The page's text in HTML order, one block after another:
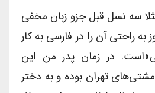
سه نسل قبل جزو زبان مخفی
راحتی آن را در فارسی به کار
در زمان پدر من این
تهران بوده و به دختر